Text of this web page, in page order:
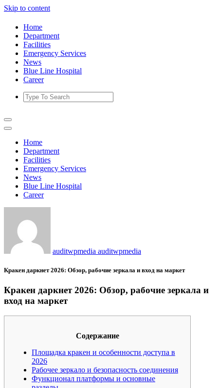
Skip to content
Home
Department
Facilities
Emergency Services
News
Blue Line Hospital
Career
Home
Department
Facilities
Emergency Services
News
Blue Line Hospital
Career
auditwpmedia auditwpmedia
Кракен даркнет 2026: Обзор, рабочие зеркала и вход на маркет
Кракен даркнет 2026: Обзор, рабочие зеркала и
вход на маркет
Содержание
Площадка кракен и особенности доступа в
2026
Рабочее зеркало и безопасность соединения
Функционал платформы и основные